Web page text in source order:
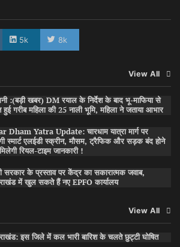
5k 8k
View All
:(बड़ी खबर) DM रयाल के निर्देश के बाद भू-माफिया से
हुई गरीब महिला की 25 नाली भूमि, महिला ने जताया आभार
Dham Yatra Update: चारधाम यात्रा मार्ग पर
स्मार्ट एलईडी स्क्रीन, मौसम, ट्रैफिक और सड़क बंद होने
रियल-टाइम जानकारी !
सरकार के प्रस्ताव पर केंद्र का सकारात्मक जवाब,
में खुल सकते हैं नए EPFO कार्यालय
View All
इस जिले में कल भारी बारिश के चलते छुट्टी घोषित